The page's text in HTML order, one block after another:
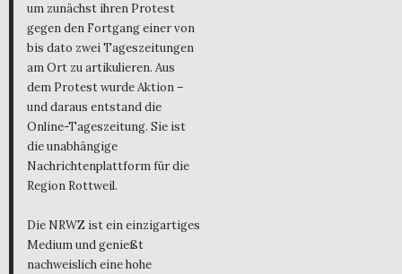
um zunächst ihren Protest
gegen den Fortgang einer von
bis dato zwei Tageszeitungen
am Ort zu artikulieren. Aus
dem Protest wurde Aktion –
und daraus entstand die
Online-Tageszeitung. Sie ist
die unabhängige
Nachrichtenplattform für die
Region Rottweil.
Die NRWZ ist ein einzigartiges
Medium und genießt
nachweislich eine hohe